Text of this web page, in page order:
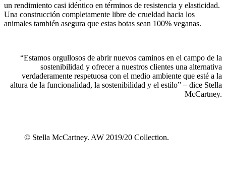
un rendimiento casi idéntico en términos de resistencia y elasticidad.
Una construcción completamente libre de crueldad hacia los
animales también asegura que estas botas sean 100% veganas.
“Estamos orgullosos de abrir nuevos caminos en el campo de la
sostenibilidad y ofrecer a nuestros clientes una alternativa
verdaderamente respetuosa con el medio ambiente que esté a la
altura de la funcionalidad, la sostenibilidad y el estilo” – dice Stella
McCartney.
© Stella McCartney. AW 2019/20 Collection.